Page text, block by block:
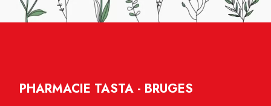
PHARMACIE TASTA - BRUGES